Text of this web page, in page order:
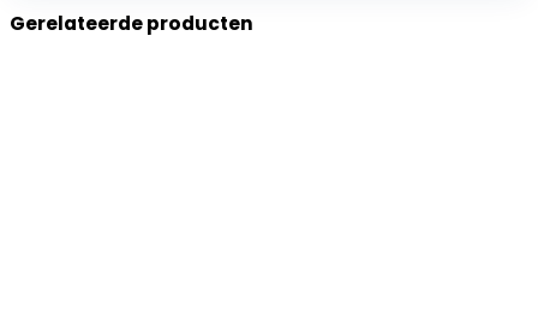
Gerelateerde producten